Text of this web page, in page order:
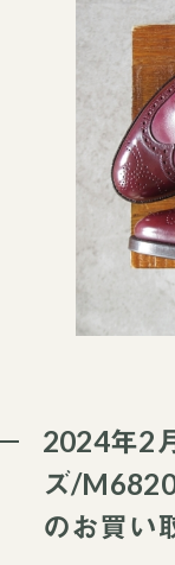
2024年2
ズ/
のお買い